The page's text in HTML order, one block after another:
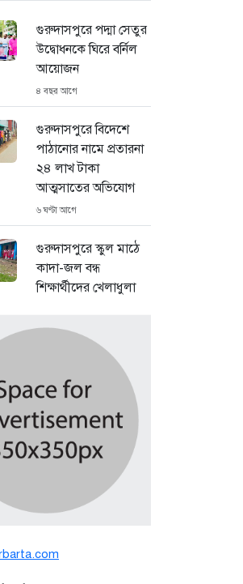
গুরুদাসপুরে পদ্মা সেতুর
উদ্বোধনকে ঘিরে বর্নিল
আয়োজন
৪ বছর আগে
গুরুদাসপুরে বিদেশে
পাঠানোর নামে প্রতারনা
২৪ লাখ টাকা
আত্মসাতের অভিযোগ
৬ ঘণ্টা আগে
গুরুদাসপুরে স্কুল মাঠে
কাদা-জল বন্ধ
শিক্ষার্থীদের খেলাধুলা
১ দিন আগে
বর্ষার পানিতে টইটুম্বুর
চলনবিলে বাড়ছে ডিঙি
নৌকার চাহিদা
৩ দিন আগে
সিন্ডিকেটের কবজায়
পাটের বাজার, দাম
বিপর্যয়ে চাষীদের ক্ষোভ